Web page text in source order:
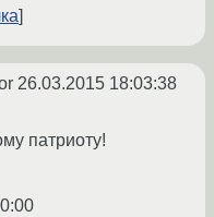
26.03.2015 18:03:38
патриоту!